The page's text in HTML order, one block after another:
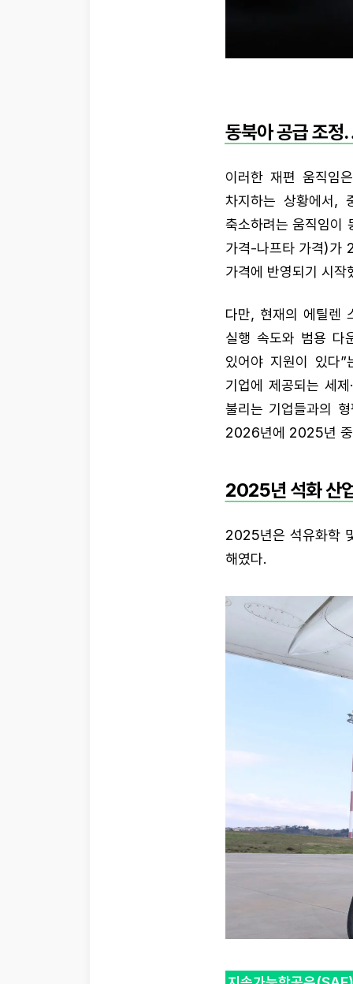
동북아 공급 조
이러한 재편 움직임
차지하는 상황에서,
축소하려는 움직임이
가격-나프타 가격)가
가격에 반영되기 시작
다만, 현재의 에틸렌
실행 속도와 범용 다
있어야 지원이 있다
기업에 제공되는 세
불리는 기업들과의
2026년에 2025년 중
2025년 석화 산
2025년은 석유화학
해였다.